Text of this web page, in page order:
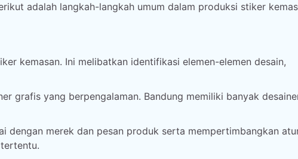
adalah langkah-langkah umum dalam produksi stiker
kemasan. Ini melibatkan identifikasi elemen-elemen desain,
grafis yang berpengalaman. Bandung memiliki banyak
dengan merek dan pesan produk serta mempertimbangkan